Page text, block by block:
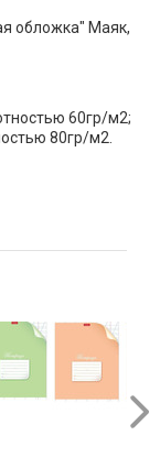
обложка" Маяк,
60гр/м2;
80гр/м2.